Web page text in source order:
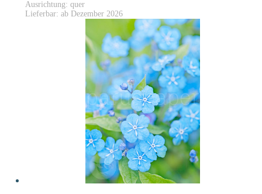
Ausrichtung: quer
Lieferbar: ab Dezember 2026